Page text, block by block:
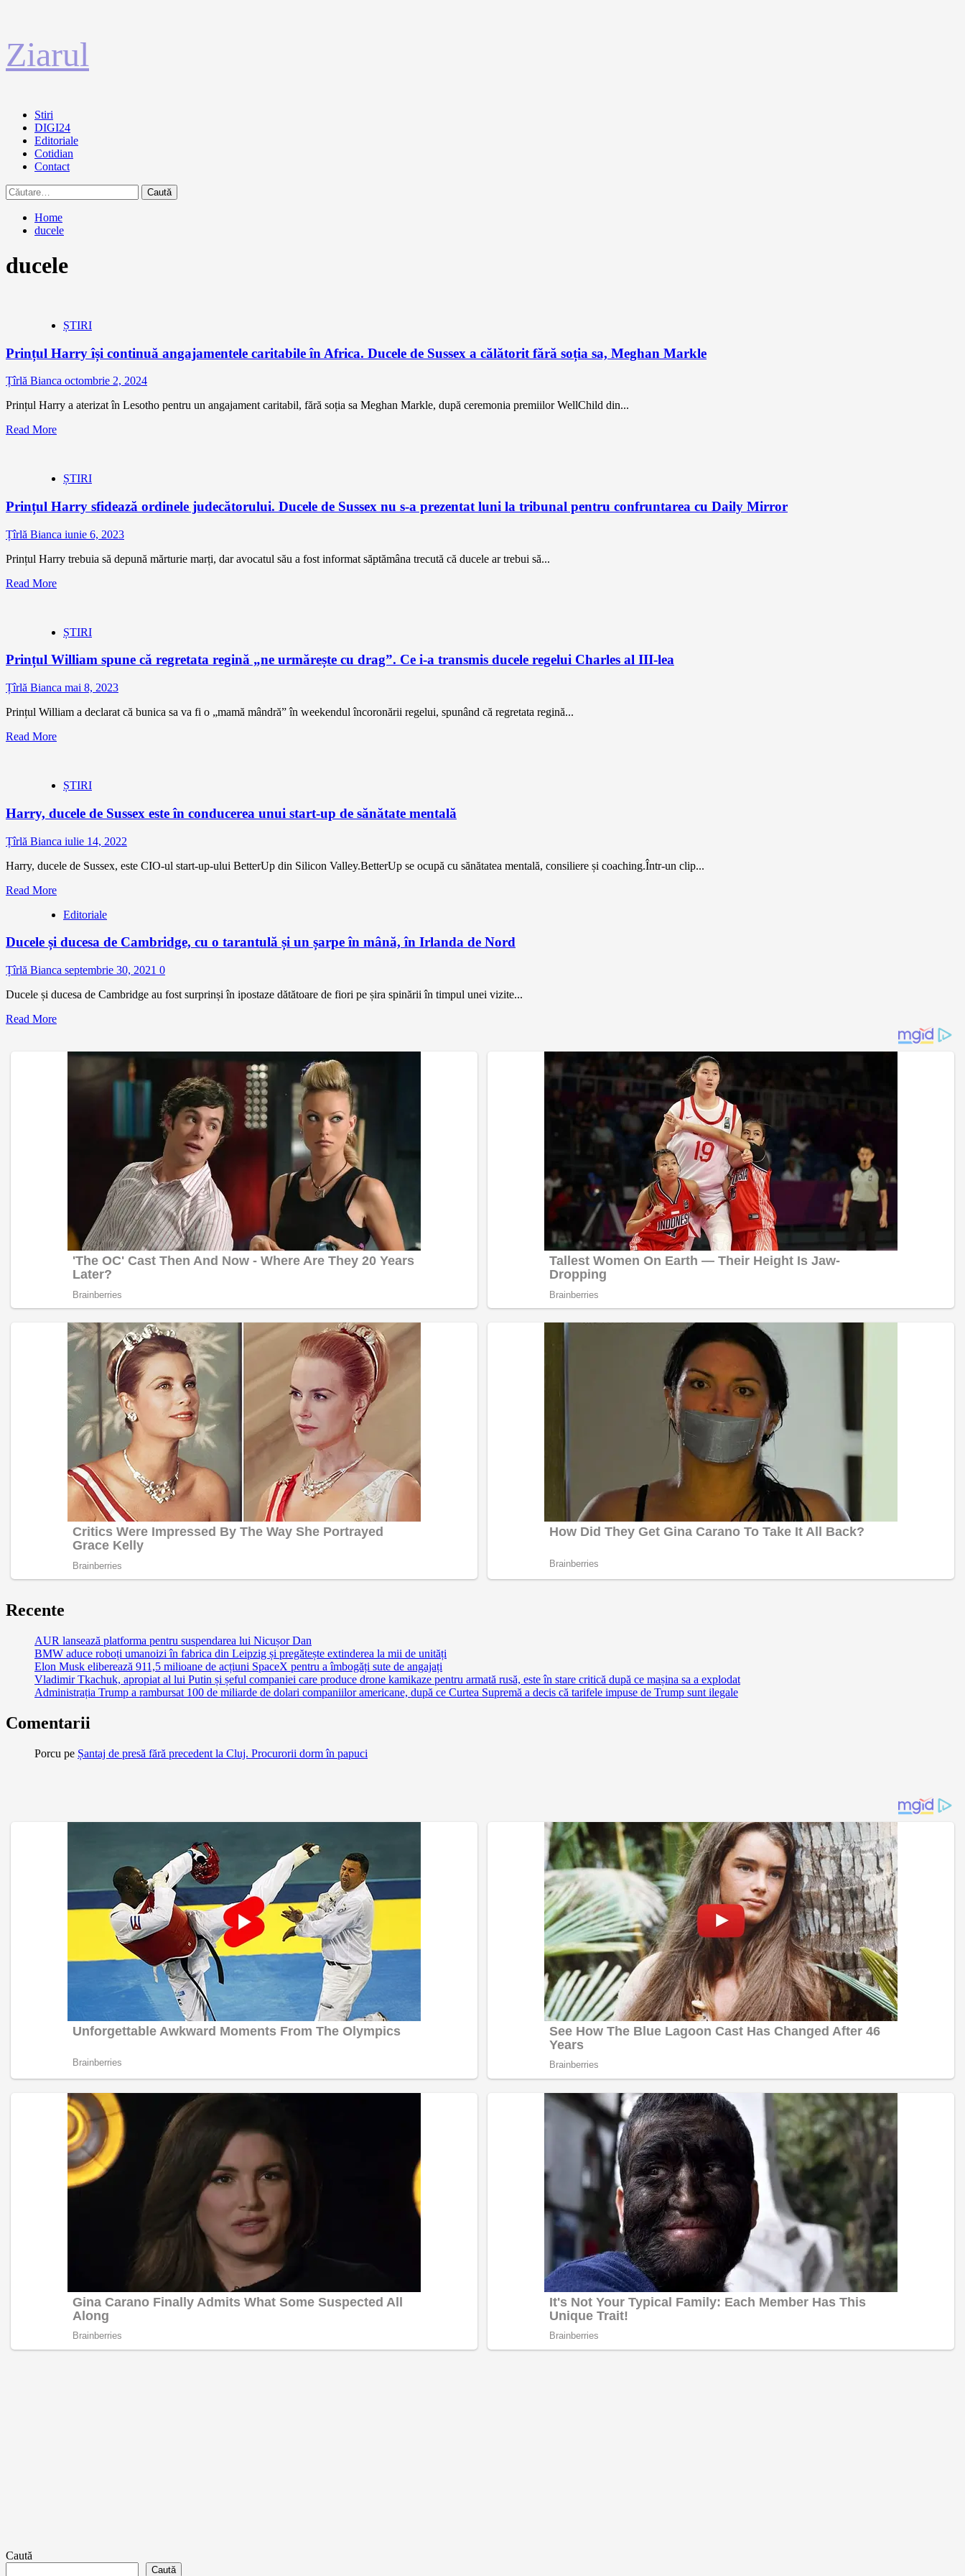
la
conținut
Ziarul
Primary
Menu
Stiri
DIGI24
Editoriale
Cotidian
Contact
Caută
după:
Home
ducele
ducele
ȘTIRI
Prințul Harry își continuă angajamentele caritabile în Africa. Ducele de Sussex a călătorit fără soția sa, Meghan Markle
Țîrlă Bianca octombrie 2, 2024
Prințul Harry a aterizat în Lesotho pentru un angajament caritabil, fără soția sa Meghan Markle, după ceremonia premiilor WellChild din...
Read More
ȘTIRI
Prințul Harry sfidează ordinele judecătorului. Ducele de Sussex nu s-a prezentat luni la tribunal pentru confruntarea cu Daily Mirror
Țîrlă Bianca iunie 6, 2023
Prințul Harry trebuia să depună mărturie marți, dar avocatul său a fost informat săptămâna trecută că ducele ar trebui să...
Read More
ȘTIRI
Prințul William spune că regretata regină „ne urmărește cu drag”. Ce i-a transmis ducele regelui Charles al III-lea
Țîrlă Bianca mai 8, 2023
Prințul William a declarat că bunica sa va fi o „mamă mândră” în weekendul încoronării regelui, spunând că regretata regină...
Read More
ȘTIRI
Harry, ducele de Sussex este în conducerea unui start-up de sănătate mentală
Țîrlă Bianca iulie 14, 2022
Harry, ducele de Sussex, este CIO-ul start-up-ului BetterUp din Silicon Valley.BetterUp se ocupă cu sănătatea mentală, consiliere și coaching.Într-un clip...
Read More
Editoriale
Ducele și ducesa de Cambridge, cu o tarantulă și un șarpe în mână, în Irlanda de Nord
Țîrlă Bianca septembrie 30, 2021 0
Ducele și ducesa de Cambridge au fost surprinși în ipostaze dătătoare de fiori pe șira spinării în timpul unei vizite...
Read More
Recente
AUR lansează platforma pentru suspendarea lui Nicușor Dan
BMW aduce roboți umanoizi în fabrica din Leipzig și pregătește extinderea la mii de unități
Elon Musk eliberează 911,5 milioane de acțiuni SpaceX pentru a îmbogăți sute de angajați
Vladimir Tkachuk, apropiat al lui Putin și șeful companiei care produce drone kamikaze pentru armată rusă, este în stare critică după ce mașina sa a explodat
Administrația Trump a rambursat 100 de miliarde de dolari companiilor americane, după ce Curtea Supremă a decis că tarifele impuse de Trump sunt ilegale
Comentarii
Porcu pe Șantaj de presă fără precedent la Cluj. Procurorii dorm în papuci
Caută
Caută